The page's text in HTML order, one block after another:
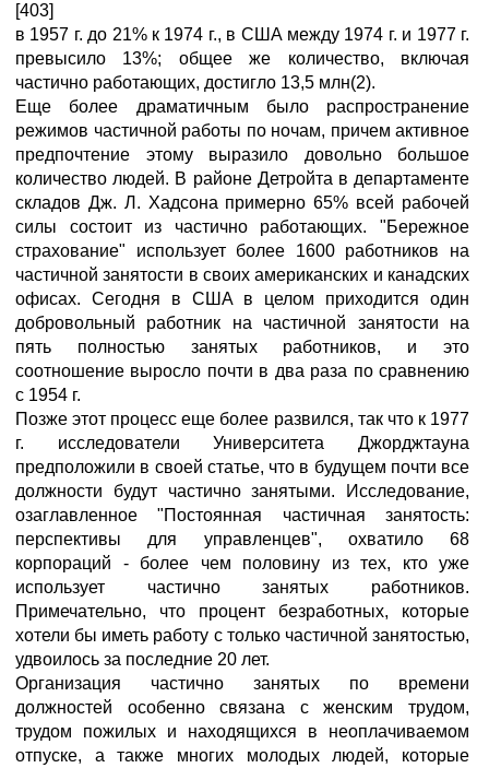
[403]
в 1957 г. до 21% к 1974 г., в США между 1974 г. и 1977 г.
превысило 13%; общее же количество, включая
частично работающих, достигло 13,5 млн(2).
Еще более драматичным было распространение
режимов частичной работы по ночам, причем активное
предпочтение этому выразило довольно большое
количество людей. В районе Детройта в департаменте
складов Дж. Л. Хадсона примерно 65% всей рабочей
силы состоит из частично работающих. "Бережное
страхование" использует более 1600 работников на
частичной занятости в своих американских и канадских
офисах. Сегодня в США в целом приходится один
добровольный работник на частичной занятости на
пять полностью занятых работников, и это
соотношение выросло почти в два раза по сравнению
с 1954 г.
Позже этот процесс еще более развился, так что к 1977
г. исследователи Университета Джорджтауна
предположили в своей статье, что в будущем почти все
должности будут частично занятыми. Исследование,
озаглавленное "Постоянная частичная занятость:
перспективы для управленцев", охватило 68
корпораций - более чем половину из тех, кто уже
использует частично занятых работников.
Примечательно, что процент безработных, которые
хотели бы иметь работу с только частичной занятостью,
удвоилось за последние 20 лет.
Организация частично занятых по времени
должностей особенно связана с женским трудом,
трудом пожилых и находящихся в неоплачиваемом
отпуске, а также многих молодых людей, которые